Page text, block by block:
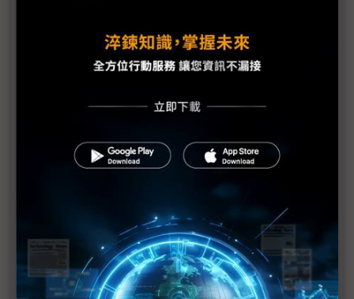
三星新機染疫 S20 Ultra傳供應不足
蘋果示警下修1Q20財測 RF元件與記憶體供應商也
美日韓等42國一致同意 強化半導體技術出口管制
（Daily Issue）供應鏈全球化重新布局 中國世界工
廠地位仍有其重